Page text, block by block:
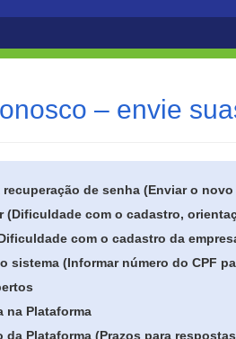
– envie
de senha (Enviar o
(Dificuldade com o cadastro,
com o cadastro da
sistema (Informar número do CPF
na Plataforma
Plataforma (Prazos para